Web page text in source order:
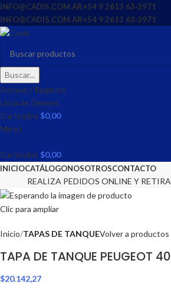
INFO@CADIS.COM.AR‪+54 9 2613 63‑3971‬
INFO@CADIS.COM.AR‪+54 9 2613 63‑3971‬
Buscar...
Acceso / Registro
Lista de Deseos
0artículos $0,00
Menú
0artículos $0,00
INICIOCATÁLOGONOSOTROSCONTACTO
REALIZA PEDIDOS ONLINE Y
Clic para ampliar
Inicio TAPAS DE TANQUEVolver a productos
TAPA DE TANQUE PEUGEOT
$20.142,27